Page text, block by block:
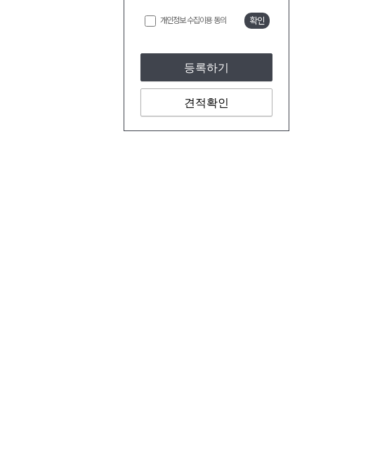
개인정보 수집이용 동의 확인
등록하기
견적확인